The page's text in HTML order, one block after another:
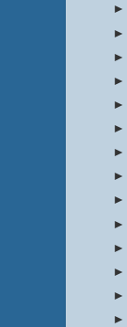
►
►
►
►
►
►
►
►
►
►
►
►
►
►